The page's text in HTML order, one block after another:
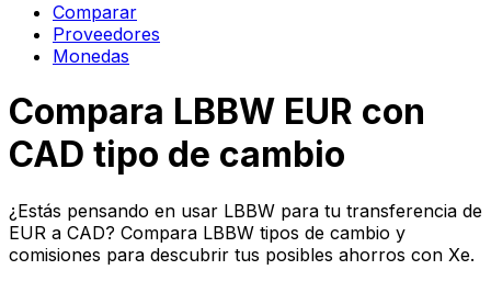
Comparar
Proveedores
Monedas
Compara LBBW EUR con
CAD tipo de cambio
¿Estás pensando en usar LBBW para tu transferencia de
EUR a CAD? Compara LBBW tipos de cambio y
comisiones para descubrir tus posibles ahorros con Xe.